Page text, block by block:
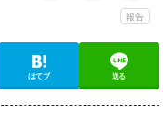
報告
はてブ 送る